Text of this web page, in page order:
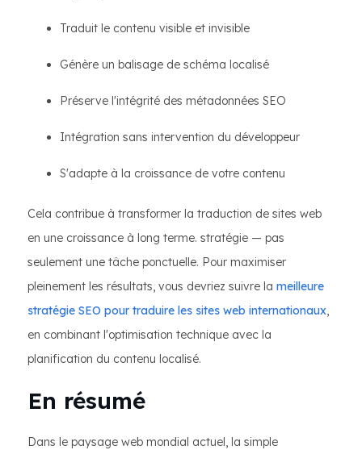
Traduit le contenu visible et invisible
Génère un balisage de schéma localisé
Préserve l'intégrité des métadonnées SEO
Intégration sans intervention du développeur
S'adapte à la croissance de votre contenu
Cela contribue à transformer la traduction de sites web
en une croissance à long terme. stratégie — pas
seulement une tâche ponctuelle. Pour maximiser
pleinement les résultats, vous devriez suivre la meilleure
stratégie SEO pour traduire les sites web internationaux,
en combinant l'optimisation technique avec la
planification du contenu localisé.
En résumé
Dans le paysage web mondial actuel, la simple